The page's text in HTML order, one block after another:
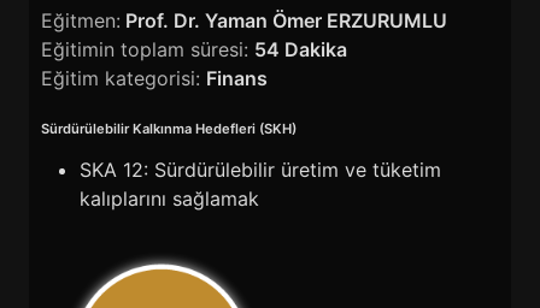
Eğitmen: Prof. Dr. Yaman Ömer ERZURUMLU
Eğitimin toplam süresi: 54 Dakika
Eğitim kategorisi: Finans
Sürdürülebilir Kalkınma Hedefleri (SKH)
SKA 12: Sürdürülebilir üretim ve tüketim
kalıplarını sağlamak